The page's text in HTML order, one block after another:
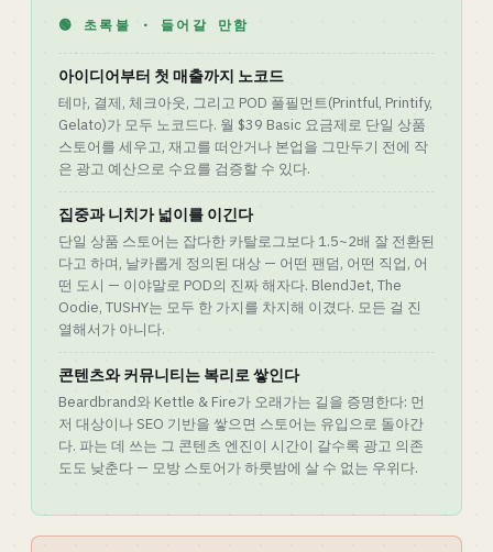
🟢 초록불 · 들어갈 만함
아이디어부터 첫 매출까지 노코드
테마, 결제, 체크아웃, 그리고 POD 풀필먼트(Printful, Printify,
Gelato)가 모두 노코드다. 월 $39 Basic 요금제로 단일 상품
스토어를 세우고, 재고를 떠안거나 본업을 그만두기 전에 작
은 광고 예산으로 수요를 검증할 수 있다.
집중과 니치가 넓이를 이긴다
단일 상품 스토어는 잡다한 카탈로그보다 1.5~2배 잘 전환된
다고 하며, 날카롭게 정의된 대상 — 어떤 팬덤, 어떤 직업, 어
떤 도시 — 이야말로 POD의 진짜 해자다. BlendJet, The
Oodie, TUSHY는 모두 한 가지를 차지해 이겼다. 모든 걸 진
열해서가 아니다.
콘텐츠와 커뮤니티는 복리로 쌓인다
Beardbrand와 Kettle & Fire가 오래가는 길을 증명한다: 먼
저 대상이나 SEO 기반을 쌓으면 스토어는 유입으로 돌아간
다. 파는 데 쓰는 그 콘텐츠 엔진이 시간이 갈수록 광고 의존
도도 낮춘다 — 모방 스토어가 하룻밤에 살 수 없는 우위다.